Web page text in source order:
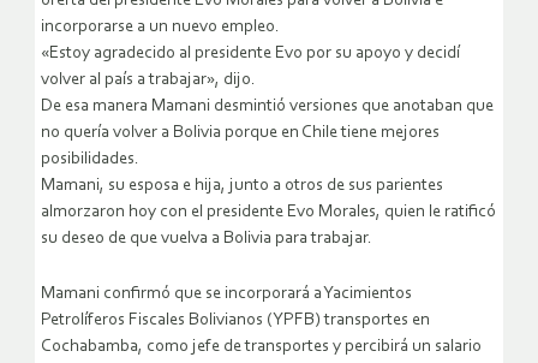
incorporarse a un nuevo empleo.
«Estoy agradecido al presidente Evo por su apoyo y decidí
volver al país a trabajar», dijo.
De esa manera Mamani desmintió versiones que anotaban que
no quería volver a Bolivia porque en Chile tiene mejores
posibilidades.
Mamani, su esposa e hija, junto a otros de sus parientes
almorzaron hoy con el presidente Evo Morales, quien le ratificó
su deseo de que vuelva a Bolivia para trabajar.
Mamani confirmó que se incorporará a Yacimientos
Petrolíferos Fiscales Bolivianos (YPFB) transportes en
Cochabamba, como jefe de transportes y percibirá un salario